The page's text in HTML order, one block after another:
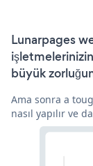
Lunarpages
büyük
Ama sonra a
nasıl yapılır ve